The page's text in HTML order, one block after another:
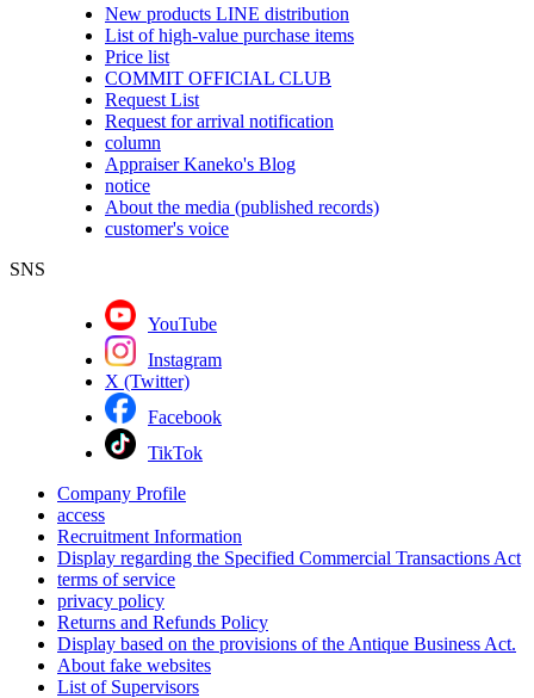
New products LINE distribution
List of high-value purchase items
Price list
COMMIT OFFICIAL CLUB
Request List
Request for arrival notification
column
Appraiser Kaneko's Blog
notice
About the media (published records)
customer's voice
SNS
YouTube
Instagram
X (Twitter)
Facebook
TikTok
Company Profile
access
Recruitment Information
Display regarding the Specified Commercial Transactions Act
terms of service
privacy policy
Returns and Refunds Policy
Display based on the provisions of the Antique Business Act.
About fake websites
List of Supervisors